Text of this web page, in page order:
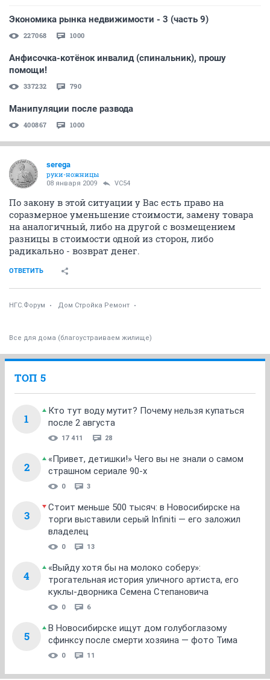
Экономика рынка недвижимости - 3 (часть 9)
227068 1000
Анфисочка-котёнок инвалид (спинальник), прошу
помощи!
337232 790
Манипуляции после развода
400867 1000
serega
руки-ножницы
08 января 2009 VC54
По закону в этой ситуации у Вас есть право на
соразмерное уменьшение стоимости, замену товара
на аналогичный, либо на другой с возмещением
разницы в стоимости одной из сторон, либо
радикально - возврат денег.
ОТВЕТИТЬ
НГС.Форум Дом Стройка Ремонт
Все для дома (благоустраиваем жилище)
ТОП 5
1
Кто тут воду мутит? Почему нельзя купаться
после 2 августа
17 411 28
2
«Привет, детишки!» Чего вы не знали о самом
страшном сериале 90-х
0 3
3
Стоит меньше 500 тысяч: в Новосибирске на
торги выставили серый Infiniti — его заложил
владелец
0 13
4
«Выйду хотя бы на молоко соберу»:
трогательная история уличного артиста, его
куклы-дворника Семена Степановича
0 6
5
В Новосибирске ищут дом голубоглазому
сфинксу после смерти хозяина — фото Тима
0 11